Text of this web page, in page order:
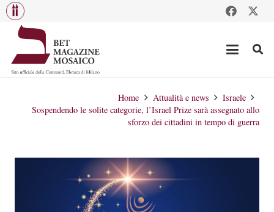
Home Attualità e news
Israele
Sospendendo le solite categorie, l’Israel Prize sarà assegnato allo
sforzo dei cittadini in tempo di guerra